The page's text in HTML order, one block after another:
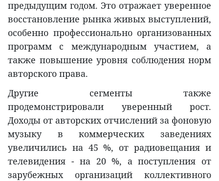
предыдущим годом. Это отражает уверенное
восстановление рынка живых выступлений,
особенно профессионально организованных
программ с международным участием, а
также повышение уровня соблюдения норм
авторского права.
Другие сегменты также
продемонстрировали уверенный рост.
Доходы от авторских отчислений за фоновую
музыку в коммерческих заведениях
увеличились на 45 %, от радиовещания и
телевидения - на 20 %, а поступления от
зарубежных организаций коллективного